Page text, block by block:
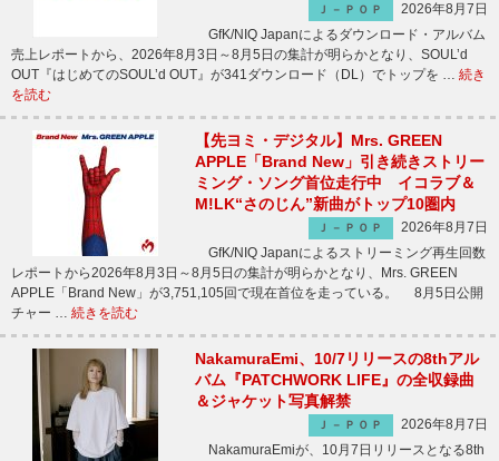
Ｊ－ＰＯＰ
2026年8月7日
GfK/NIQ Japanによるダウンロード・アルバム
売上レポートから、2026年8月3日～8月5日の集計が明らかとなり、SOUL’d
OUT『はじめてのSOUL’d OUT』が341ダウンロード（DL）でトップを … 続き
を読む
【先ヨミ・デジタル】Mrs. GREEN
APPLE「Brand New」引き続きストリー
ミング・ソング首位走行中 イコラブ＆
M!LK“さのじん”新曲がトップ10圏内
Ｊ－ＰＯＰ
2026年8月7日
GfK/NIQ Japanによるストリーミング再生回数
レポートから2026年8月3日～8月5日の集計が明らかとなり、Mrs. GREEN
APPLE「Brand New」が3,751,105回で現在首位を走っている。 8月5日公開
チャー … 続きを読む
NakamuraEmi、10/7リリースの8thアル
バム『PATCHWORK LIFE』の全収録曲
＆ジャケット写真解禁
Ｊ－ＰＯＰ
2026年8月7日
NakamuraEmiが、10月7日リリースとなる8th